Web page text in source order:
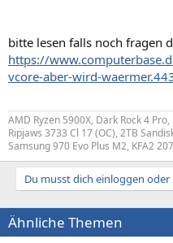
bitte lesen falls noch fragen
https://
vcore-aber-wird-
AMD Ryzen 5900X, Dark Rock 4
Ripjaws 3733 Cl 17 (OC), 2TB
Samsung 970 Evo Plus M2, KFA2
Du musst dich einloggen
Ähnliche Themen